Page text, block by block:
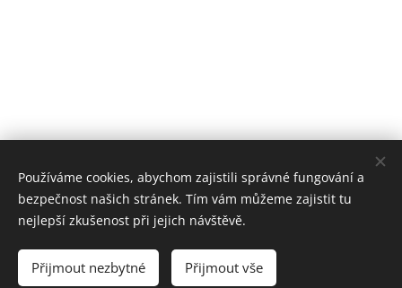
Cookies
Používáme cookies, abychom zajistili správné fungování a
bezpečnost našich stránek. Tím vám můžeme zajistit tu
nejlepší zkušenost při jejich návštěvě.
Přijmout nezbytné Přijmout vše